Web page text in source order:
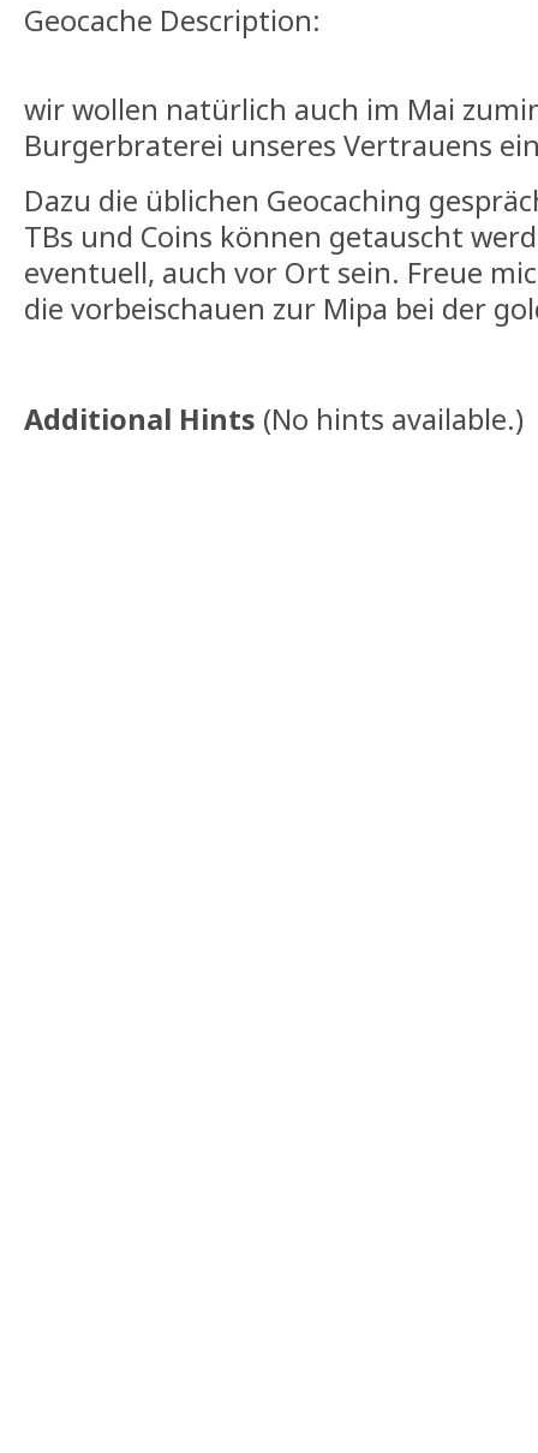
Geocache Description:
wir wollen natürlich auch im Mai
Burgerbraterei unseres Vertrauens
Dazu die üblichen Geocaching
TBs und Coins können getauscht
eventuell, auch vor Ort sein. Freue
die vorbeischauen zur Mipa bei der
Additional Hints (No hints available.)